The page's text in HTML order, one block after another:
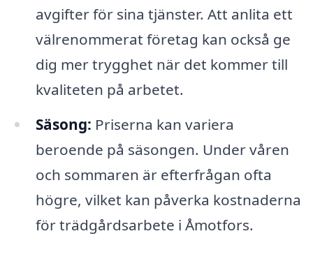
avgifter för sina tjänster. Att anlita ett
välrenommerat företag kan också ge
dig mer trygghet när det kommer till
kvaliteten på arbetet.
Säsong: Priserna kan variera
beroende på säsongen. Under våren
och sommaren är efterfrågan ofta
högre, vilket kan påverka kostnaderna
för trädgårdsarbete i Åmotfors.